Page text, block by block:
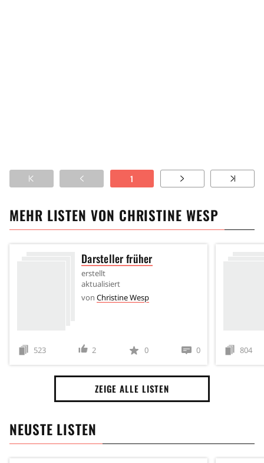
1
MEHR LISTEN VON CHRISTINE WESP
Darsteller früher
erstellt
aktualisiert
von Christine Wesp
523 2 0 0 804
ZEIGE ALLE LISTEN
NEUSTE LISTEN